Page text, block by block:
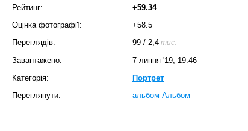
Рейтинг:
+59.34
Оцінка фотографії:
+58.5
Переглядів:
99 / 2,4 тис.
Завантажено:
7 липня '19, 19:46
Категорія:
Портрет
Переглянути:
альбом Альбом